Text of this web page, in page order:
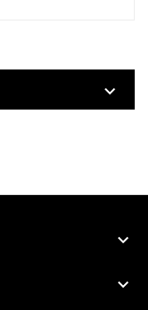


